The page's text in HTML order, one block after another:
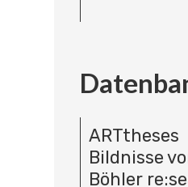
ARTtheses
Bildnisse
Böhler